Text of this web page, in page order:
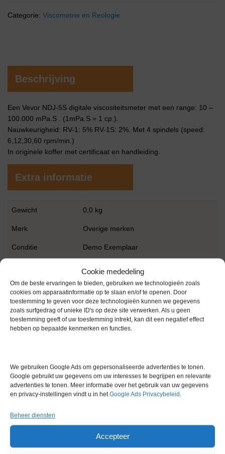
Cookie mededeling
Om de beste ervaringen te bieden, gebruiken we technologieën zoals
cookies om apparaatinformatie op te slaan en/of te openen. Door
toestemming te geven voor deze technologieën kunnen we gegevens
zoals surfgedrag of unieke ID's op deze site verwerken. Als u geen
toestemming geeft of uw toestemming intrekt, kan dit een negatief effect
hebben op bepaalde kenmerken en functies.
We gebruiken Google Ads om gepersonaliseerde advertenties te tonen.
Google gebruikt uw gegevens om uw interesses te begrijpen en relevante
advertenties te tonen. Meer informatie over het gebruik van uw gegevens
en privacy-instellingen vindt u in hetGoogle Ads Privacybeleid .
Beheer diensten
Accepteer
Categorie: Viscometrie en Reologie
Beschrijving
Een Vevor NDJ-5S digitale viscositeitsmeter met een range: 10 –
100.000 mPa.S . (1mPa.S = 1 cp.).
Nauwkeurigheid: RV-1: 5% RV-1S: 2%. Met 4 spindels (speed:
6,12,30,60 rpm/min.)
In originele koffer met certificaat en handleiding.
Extra informatie
Gewicht 0,0 kg
Merk Overige merken
Conditie Demo Exemplaar
Gereserveerd